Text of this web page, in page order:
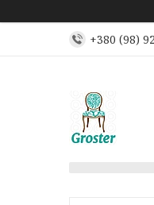
+380 (98)